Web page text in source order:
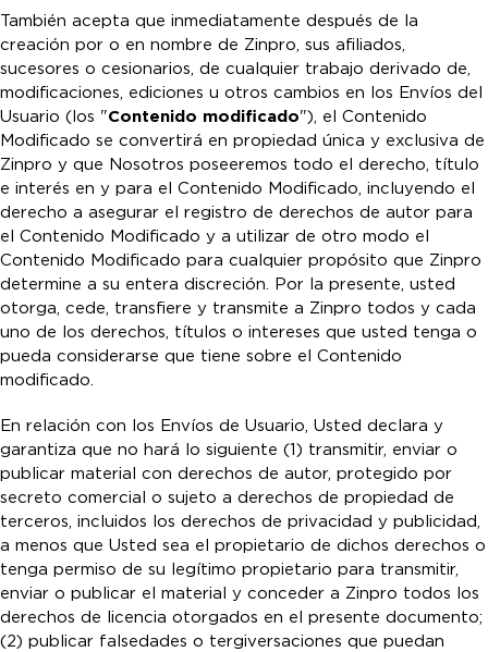
También acepta que inmediatamente después de la
creación por o en nombre de Zinpro, sus afiliados,
sucesores o cesionarios, de cualquier trabajo derivado de,
modificaciones, ediciones u otros cambios en los Envíos del
Usuario (los "Contenido modificado"), el Contenido
Modificado se convertirá en propiedad única y exclusiva de
Zinpro y que Nosotros poseeremos todo el derecho, título
e interés en y para el Contenido Modificado, incluyendo el
derecho a asegurar el registro de derechos de autor para
el Contenido Modificado y a utilizar de otro modo el
Contenido Modificado para cualquier propósito que Zinpro
determine a su entera discreción. Por la presente, usted
otorga, cede, transfiere y transmite a Zinpro todos y cada
uno de los derechos, títulos o intereses que usted tenga o
pueda considerarse que tiene sobre el Contenido
modificado.
En relación con los Envíos de Usuario, Usted declara y
garantiza que no hará lo siguiente (1) transmitir, enviar o
publicar material con derechos de autor, protegido por
secreto comercial o sujeto a derechos de propiedad de
terceros, incluidos los derechos de privacidad y publicidad,
a menos que Usted sea el propietario de dichos derechos o
tenga permiso de su legítimo propietario para transmitir,
enviar o publicar el material y conceder a Zinpro todos los
derechos de licencia otorgados en el presente documento;
(2) publicar falsedades o tergiversaciones que puedan